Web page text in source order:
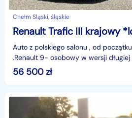
Chełm Śląski, śląskie
Renault Trafic III krajowy
Auto z polskiego salonu , od
.Renault 9- osobowy w wersji długiej ,z naiewami na drugi i
trzeci rząd siedzeń .KUPUJĄCY
56 500zł